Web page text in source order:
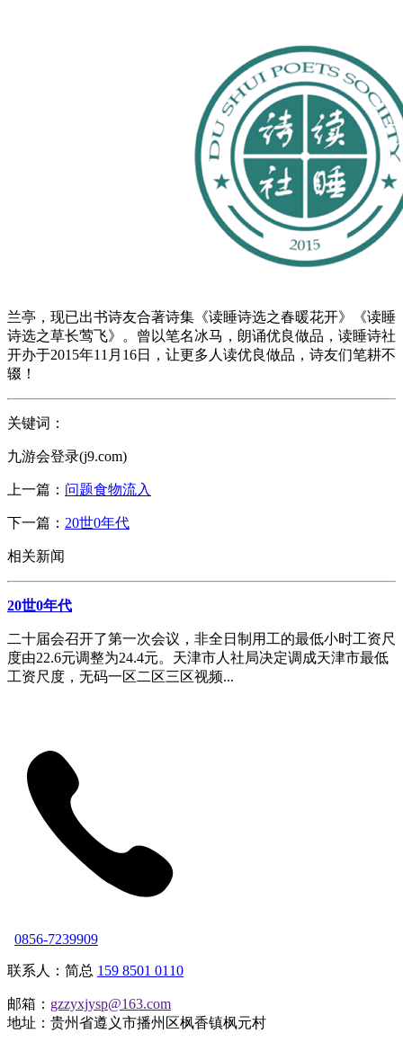
兰亭，现已出书诗友合著诗集《读睡诗选之春暖花开》《读睡
诗选之草长莺飞》。曾以笔名冰马，朗诵优良做品，读睡诗社
开办于2015年11月16日，让更多人读优良做品，诗友们笔耕不
辍！
关键词：
九游会登录(j9.com)
上一篇： 问题食物流入
下一篇： 20世0年代
相关新闻
20世0年代
二十届会召开了第一次会议，非全日制用工的最低小时工资尺
度由22.6元调整为24.4元。天津市人社局决定调成天津市最低
工资尺度，无码一区二区三区视频...
0856-7239909
联系人：简总 159 8501 0110
邮箱： gzzyxjysp@163.com
地址：贵州省遵义市播州区枫香镇枫元村